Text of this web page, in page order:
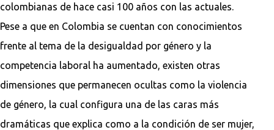
colombianas de hace casi 100 años con las actuales.
Pese a que en Colombia se cuentan con conocimientos
frente al tema de la desigualdad por género y la
competencia laboral ha aumentado, existen otras
dimensiones que permanecen ocultas como la violencia
de género, la cual configura una de las caras más
dramáticas que explica como a la condición de ser mujer,